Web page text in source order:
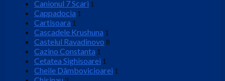
Canionul 7 Scari 1
Cappadocia 1
Cartisoara 1
Cascadele Krushuna 1
Castelul Ravadinovo 8
Cazino Constanta 1
Cetatea Sighisoarei 1
Cheile Dâmbovicioarei 1